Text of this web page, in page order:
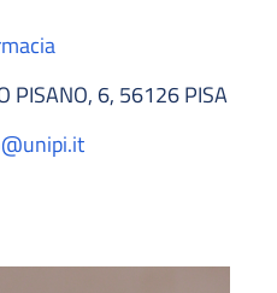
PISANO, 6, 56126 PISA